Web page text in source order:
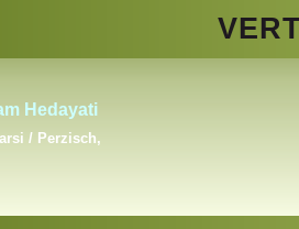
Vladislav Linkiavitchious
Engels, Frans, Russisch